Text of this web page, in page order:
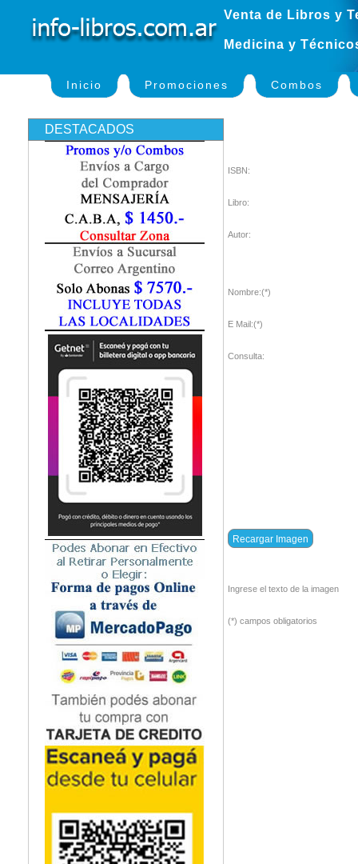
Venta de Libros y
Medicina y
Inicio Promociones Combos
DESTACADOS
ISBN:
Libro:
Autor:
Nombre:(*)
E Mail:(*)
Consulta:
Ingrese el texto de la imagen
(*) campos obligatorios